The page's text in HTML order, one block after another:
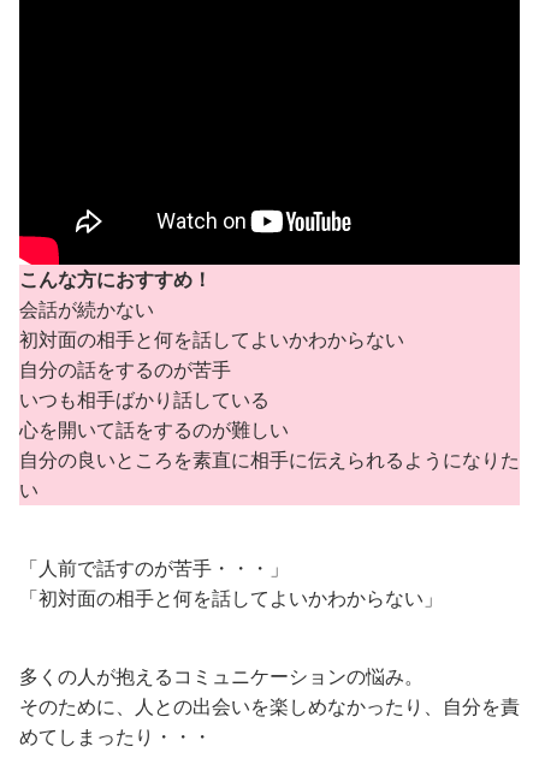
こんな方におすすめ！
会話が続かない
初対面の相手と何を話してよいかわからない
自分の話をするのが苦手
いつも相手ばかり話している
心を開いて話をするのが難しい
自分の良いところを素直に相手に伝えられるようになりた
い
「人前で話すのが苦手・・・」
「初対面の相手と何を話してよいかわからない」
多くの人が抱えるコミュニケーションの悩み。
そのために、人との出会いを楽しめなかったり、自分を責
めてしまったり・・・